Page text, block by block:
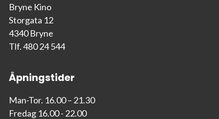
Bryne Kino
Storgata 12
4340 Bryne
Tlf. 480 24 544
Åpningstider
Man-Tor. 16.00 – 21.30
Fredag 16.00 - 22.00